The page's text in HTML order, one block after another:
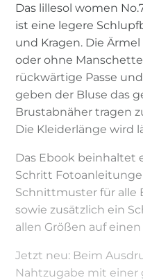
Das lillesol women
ist eine legere
und Kragen. Die
oder ohne
rückwärtige Passe
geben der Bluse das
Brustabnäher tragen
Die Kleiderlänge wird
Das Ebook beinhaltet
Schritt
Schnittmuster für alle
sowie zusätzlich ein
allen Größen auf einen
Jetzt neu: Beim
Nahtzugabe mit